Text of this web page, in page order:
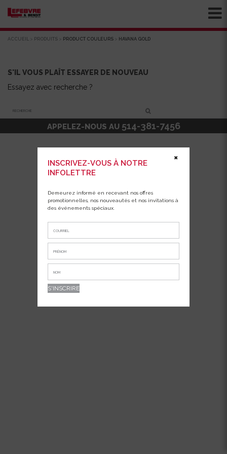
ACCUEIL > PRODUITS > PRODUCT COULEURS > HAVANA GOLD
S'IL VOUS PLAÎT ESSAYER DE NOUVEAU
Essayez avec recherche ?
INSCRIVEZ-VOUS À NOTRE
INFOLETTRE
Demeurez informé en recevant nos offres
promotionnelles, nos nouveautés et nos invitations à
des événements spéciaux.
✖
APPELEZ-NOUS AU 514-381-7456